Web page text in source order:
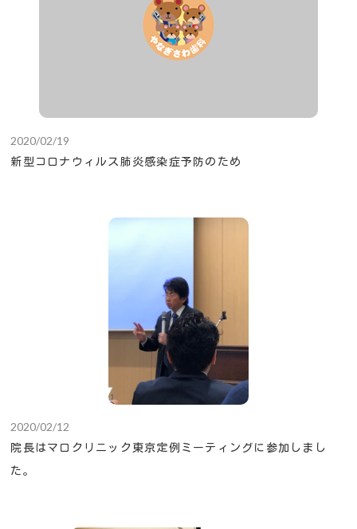
2020/02/19
新型コロナウィルス肺炎感染症予防のため
2020/02/12
院長はマロクリニック東京定例ミーティングに参加しまし
た。